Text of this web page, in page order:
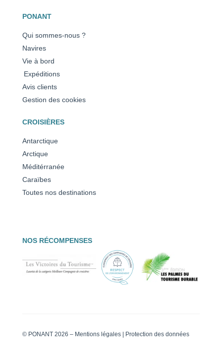
PONANT
Qui sommes-nous ?
Navires
Vie à bord
Expéditions
Avis clients
Gestion des cookies
CROISIÈRES
Antarctique
Arctique
Méditérranée
Caraïbes
Toutes nos destinations
NOS RÉCOMPENSES
© PONANT 2026 – Mentions légales| Protection des données